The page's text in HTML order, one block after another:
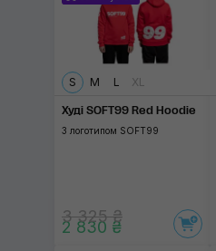
S M L XL
Худі SOFT99 Red Hoodie
З логотипом SOFT99
3 325 ₴
2 830 ₴